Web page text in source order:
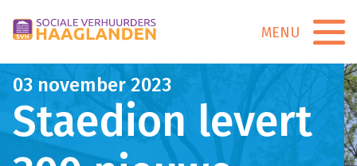
MENU
03 november 2023
Staedion levert